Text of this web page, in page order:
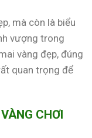
mà còn là biểu
vượng trong
vàng đẹp, đúng
quan trọng để
CHƠI